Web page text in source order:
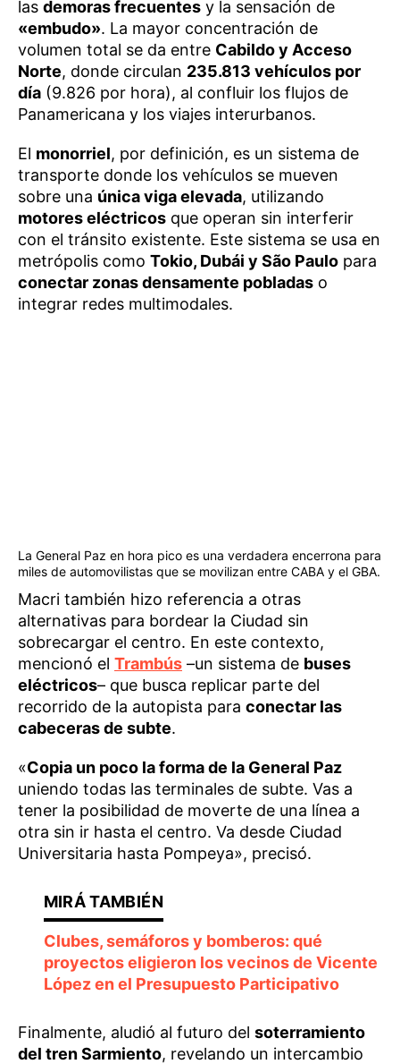
las demoras frecuentes y la sensación de
«embudo». La mayor concentración de
volumen total se da entre Cabildo y Acceso
Norte, donde circulan 235.813 vehículos por
día (9.826 por hora), al confluir los flujos de
Panamericana y los viajes interurbanos.
El monorriel, por definición, es un sistema de
transporte donde los vehículos se mueven
sobre una única viga elevada, utilizando
motores eléctricos que operan sin interferir
con el tránsito existente. Este sistema se usa en
metrópolis como Tokio, Dubái y São Paulo para
conectar zonas densamente pobladas o
integrar redes multimodales.
La General Paz en hora pico es una verdadera encerrona para
miles de automovilistas que se movilizan entre CABA y el GBA.
Macri también hizo referencia a otras
alternativas para bordear la Ciudad sin
sobrecargar el centro. En este contexto,
mencionó el Trambús –un sistema de buses
eléctricos– que busca replicar parte del
recorrido de la autopista para conectar las
cabeceras de subte.
«Copia un poco la forma de la General Paz
uniendo todas las terminales de subte. Vas a
tener la posibilidad de moverte de una línea a
otra sin ir hasta el centro. Va desde Ciudad
Universitaria hasta Pompeya», precisó.
Clubes, semáforos y bomberos: qué
proyectos eligieron los vecinos de Vicente
López en el Presupuesto Participativo
Finalmente, aludió al futuro del soterramiento
del tren Sarmiento, revelando un intercambio